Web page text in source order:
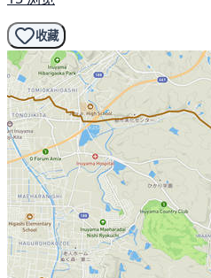
收藏